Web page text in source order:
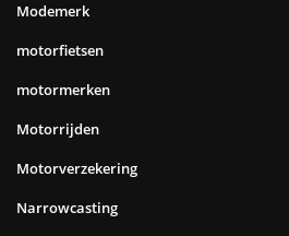
Modemerk
motorfietsen
motormerken
Motorrijden
Motorverzekering
Narrowcasting